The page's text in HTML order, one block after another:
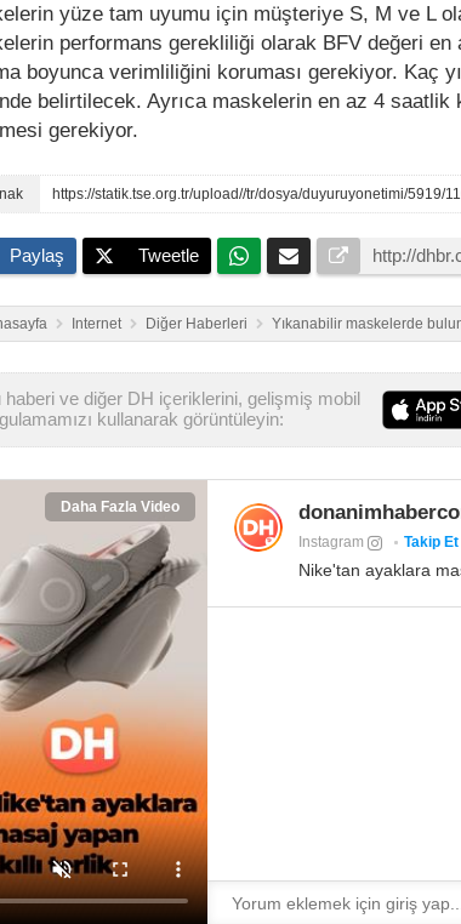
yüze tam uyumu için müşteriye S, M ve L
performans gerekliliği olarak BFV değeri
boyunca verimliliğini koruması gerekiyor. Kaç
belirtilecek. Ayrıca maskelerin en az 4
gerekiyor.
https://statik.tse.org.tr/upload//tr/dosya/duyuruyonetimi/5919/
Paylaş Tweetle
Internet Diğer Haberleri Yıkanabilir maskelerde
haberi ve diğer DH içeriklerini, gelişmiş mobil
kullanarak görüntüleyin:
Daha Fazla Video
Instagram Takip Et
Nike'tan ayaklara